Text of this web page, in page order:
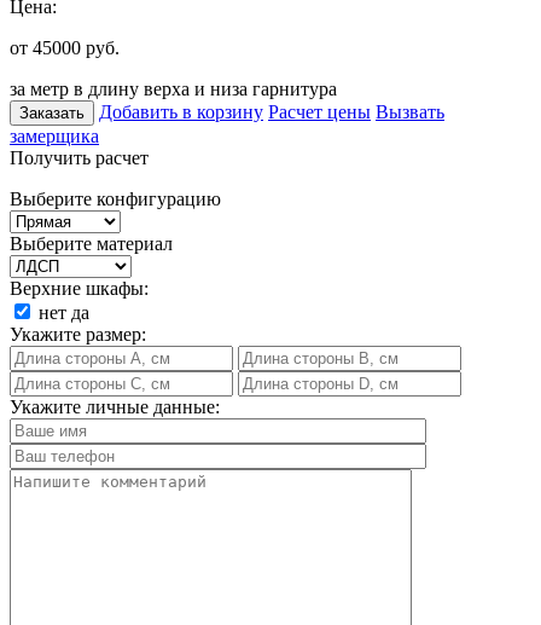
Цена:
от 45000 руб.
за метр в длину верха и низа гарнитура
Заказать Добавить в корзину Расчет цены Вызвать
замерщика
Получить расчет
Выберите конфигурацию
Выберите материал
Верхние шкафы:
нет да
Укажите размер:
Укажите личные данные: